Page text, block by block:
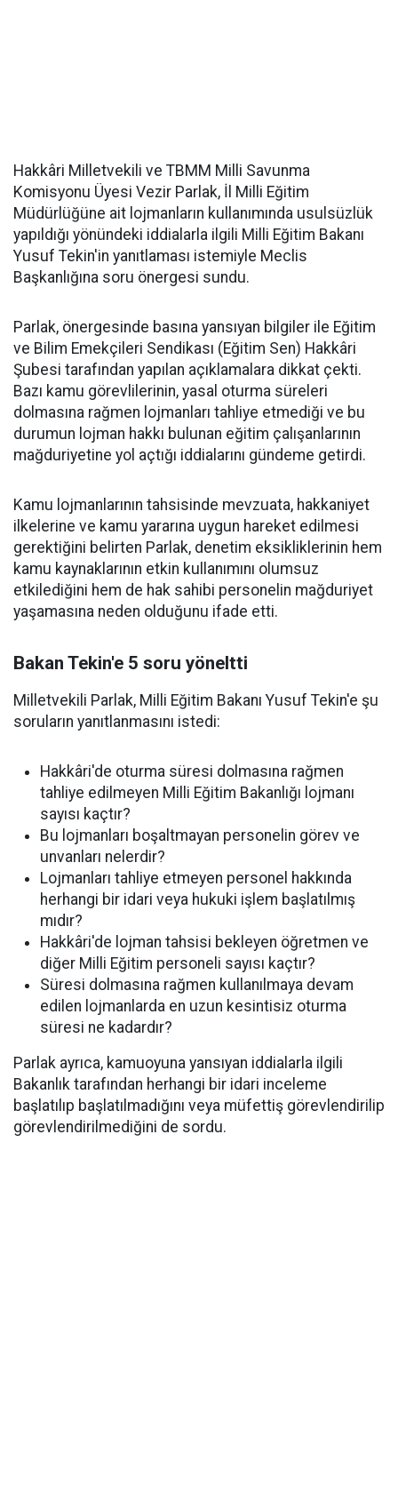
Hakkâri Milletvekili ve TBMM Milli Savunma
Komisyonu Üyesi Vezir Parlak, İl Milli Eğitim
Müdürlüğüne ait lojmanların kullanımında usulsüzlük
yapıldığı yönündeki iddialarla ilgili Milli Eğitim Bakanı
Yusuf Tekin'in yanıtlaması istemiyle Meclis
Başkanlığına soru önergesi sundu.
Parlak, önergesinde basına yansıyan bilgiler ile Eğitim
ve Bilim Emekçileri Sendikası (Eğitim Sen) Hakkâri
Şubesi tarafından yapılan açıklamalara dikkat çekti.
Bazı kamu görevlilerinin, yasal oturma süreleri
dolmasına rağmen lojmanları tahliye etmediği ve bu
durumun lojman hakkı bulunan eğitim çalışanlarının
mağduriyetine yol açtığı iddialarını gündeme getirdi.
Kamu lojmanlarının tahsisinde mevzuata, hakkaniyet
ilkelerine ve kamu yararına uygun hareket edilmesi
gerektiğini belirten Parlak, denetim eksikliklerinin hem
kamu kaynaklarının etkin kullanımını olumsuz
etkilediğini hem de hak sahibi personelin mağduriyet
yaşamasına neden olduğunu ifade etti.
Bakan Tekin'e 5 soru yöneltti
Milletvekili Parlak, Milli Eğitim Bakanı Yusuf Tekin'e şu
soruların yanıtlanmasını istedi:
Hakkâri'de oturma süresi dolmasına rağmen
tahliye edilmeyen Milli Eğitim Bakanlığı lojmanı
sayısı kaçtır?
Bu lojmanları boşaltmayan personelin görev ve
unvanları nelerdir?
Lojmanları tahliye etmeyen personel hakkında
herhangi bir idari veya hukuki işlem başlatılmış
mıdır?
Hakkâri'de lojman tahsisi bekleyen öğretmen ve
diğer Milli Eğitim personeli sayısı kaçtır?
Süresi dolmasına rağmen kullanılmaya devam
edilen lojmanlarda en uzun kesintisiz oturma
süresi ne kadardır?
Parlak ayrıca, kamuoyuna yansıyan iddialarla ilgili
Bakanlık tarafından herhangi bir idari inceleme
başlatılıp başlatılmadığını veya müfettiş görevlendirilip
görevlendirilmediğini de sordu.